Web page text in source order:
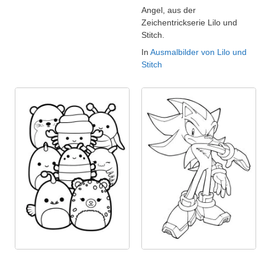
Angel, aus der
Zeichentrickserie Lilo und
Stitch.
In Ausmalbilder von Lilo und
Stitch